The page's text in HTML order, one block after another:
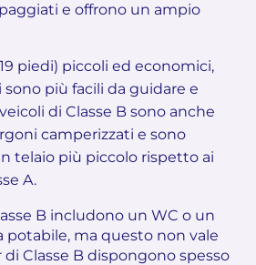
e offrono un ampio
19 piedi) piccoli ed economici,
più facili da guidare e
di Classe B sono anche
camperizzati e sono
telaio più piccolo rispetto ai
A.
B includono un WC o un
potabile, ma questo non vale
Classe B dispongono spesso